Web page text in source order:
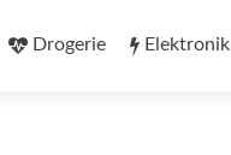
Drogerie Elektronik